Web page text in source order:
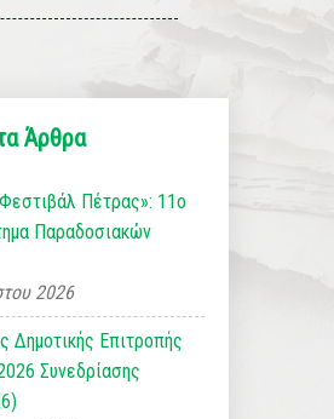
Άρθρα
Πέτρας»: 11ο
Παραδοσιακών
2026
Δημοτικής Επιτροπής
Συνεδρίασης